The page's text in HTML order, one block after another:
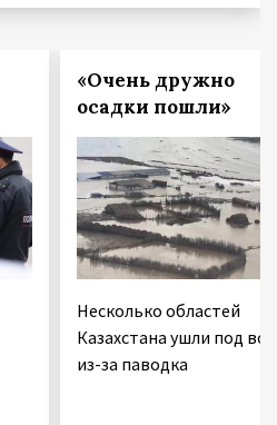
«Очень дружно
осадки пошли»
Несколько областей
Казахстана ушли под
из-за паводка